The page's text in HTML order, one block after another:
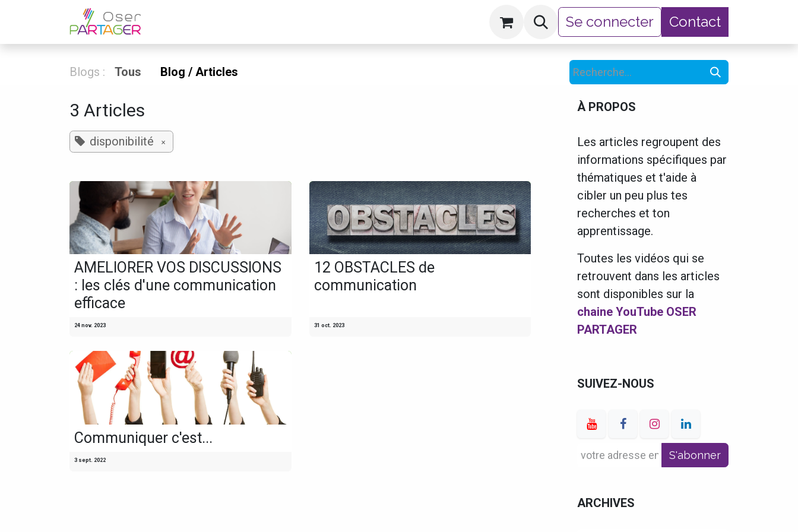
Se rendre au contenu
Blog Shop Se connecter Contact
Blogs : Tous Blog / Articles
3 Articles
disponibilité ×
AMELIORER VOS DISCUSSIONS
: les clés d'une communication
efficace
24 nov. 2023
12 OBSTACLES de
communication
31 oct. 2023
Communiquer c'est...
3 sept. 2022
À PROPOS
Les articles regroupent des
informations spécifiques par
thématiques et t'aide à
cibler un peu plus tes
recherches et ton
apprentissage.
Toutes les vidéos qui se
retrouvent dans les articles
sont disponibles sur la
chaine YouTube OSER
PARTAGER
SUIVEZ-NOUS
S'abonner
ARCHIVES